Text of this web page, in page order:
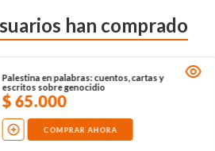
han comprado
Palestina en palabras: cuentos, cartas y
escritos sobre genocidio
$65.000
COMPRAR AHORA